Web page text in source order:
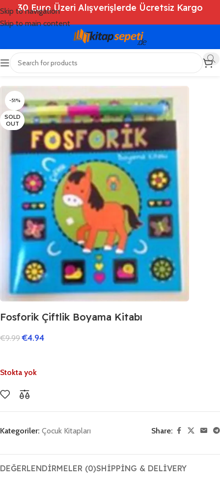
Skip to navigation
Skip to main content
30 Euro Üzeri Alışverişlerde Ücretsiz Kargo
Ana Sayfa Shop
-51%
SOLD
OUT
Fosforik Çiftlik Boyama Kitabı
€9.99 €4.94
Stokta yok
Kategoriler: Çocuk Kitapları Share:
DEĞERLENDIRMELER (0)SHIPPING & DELIVERY